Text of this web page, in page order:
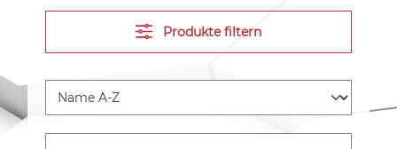
Produkte filtern